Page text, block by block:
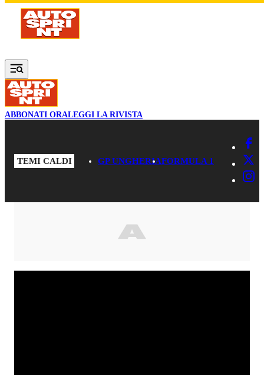
Vai al contenuto principale
ABBONATI ORALEGGI LA RIVISTA
TEMI CALDI GP UNGHERIAFORMULA 1